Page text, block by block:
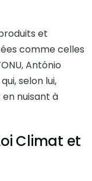
et
comme celles
António
selon lui,
nuisant à
Climat et